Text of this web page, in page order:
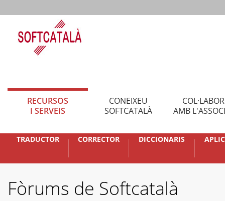
RECURSOS
I SERVEIS
CONEIXEU
SOFTCATALÀ
AMB
TRADUCTOR CORRECTOR DICCIONARIS
Fòrums de Softcatalà